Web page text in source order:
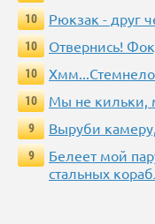
10
Рюкзак - друг
10
Отвернись!
10
10
Мы не кильки,
9
Выруби
9
Белеет мой
стальных